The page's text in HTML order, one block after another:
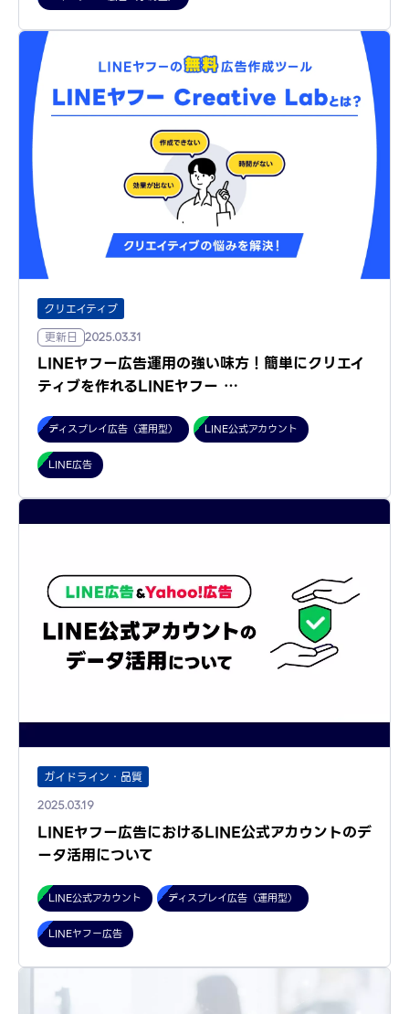
クリエイティブ
更新日
2025.03.31
LINEヤフー広告運用の強い味方！簡単にクリエイ
ティブを作れるLINEヤフー …
ディスプレイ広告（運用型） LINE公式アカウント
LINE広告
ガイドライン・品質
2025.03.19
LINEヤフー広告におけるLINE公式アカウントのデ
ータ活用について
LINE公式アカウント ディスプレイ広告（運用型）
LINEヤフー広告